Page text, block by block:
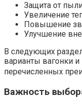
Защита от
Увеличение
Повышение
Улучшение
В следующих
варианты вагонки
перечисленных
Важность